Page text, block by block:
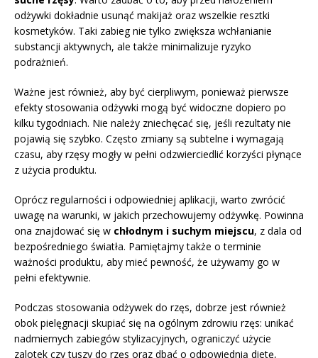
odżywki dokładnie usunąć makijaż oraz wszelkie resztki
kosmetyków. Taki zabieg nie tylko zwiększa wchłanianie
substancji aktywnych, ale także minimalizuje ryzyko
podrażnień.
Ważne jest również, aby być cierpliwym, ponieważ pierwsze
efekty stosowania odżywki mogą być widoczne dopiero po
kilku tygodniach. Nie należy zniechęcać się, jeśli rezultaty nie
pojawią się szybko. Często zmiany są subtelne i wymagają
czasu, aby rzęsy mogły w pełni odzwierciedlić korzyści płynące
z użycia produktu.
Oprócz regularności i odpowiedniej aplikacji, warto zwrócić
uwagę na warunki, w jakich przechowujemy odżywkę. Powinna
ona znajdować się w chłodnym i suchym miejscu, z dala od
bezpośredniego światła. Pamiętajmy także o terminie
ważności produktu, aby mieć pewność, że używamy go w
pełni efektywnie.
Podczas stosowania odżywek do rzęs, dobrze jest również
obok pielęgnacji skupiać się na ogólnym zdrowiu rzęs: unikać
nadmiernych zabiegów stylizacyjnych, ograniczyć użycie
zalotek czy tuszy do rzęs oraz dbać o odpowiednią dietę,